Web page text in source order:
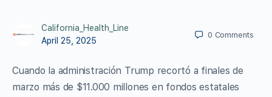
California_Health_Line
April 25, 2025
0 Comments
Cuando la administración Trump recortó a finales de
marzo más de $11.000 millones en fondos estatales